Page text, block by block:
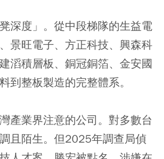
深度」。從中段梯隊的生益電
景旺電子、方正科技、興森科
滔積層板、銅冠銅箔、金安國
到整板製造的完整體系。
產業界注意的公司。對多數台
且陌生。但2025年調查局偵